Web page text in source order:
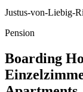
Justus-von-Liebig-
Pension
Boarding